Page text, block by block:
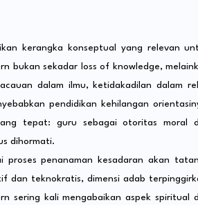
kerangka konseptual yang relevan
bukan sekadar loss of knowledge,
dalam ilmu, ketidakadilan dalam
pendidikan kehilangan
tepat: guru sebagai otoritas moral
dihormati.
proses penanaman kesadaran akan
dan teknokratis, dimensi adab
sering kali mengabaikan aspek spiritual